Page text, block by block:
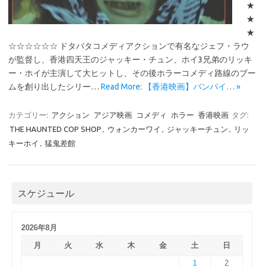
★
★
★
☆☆☆☆☆☆ ドタバタコメディアクションで有名なジェフ・ラウ
が監督し、香港四天王のジャッキー・チュン、ホイ3兄弟のリッキ
ー・ホイが主演して大ヒットし、その後ホラーコメディ路線のブー
ムを創り出したシリー… Read More: 【香港映画】バンパイ… »
カテゴリー: アクション アジア映画 コメディ ホラー 香港映画 タグ:
THE HAUNTED COP SHOP , ウォンカーワイ , ジャッキーチュン ,
リッ
キーホイ , 猛鬼差館
スケジュール
2026年8月
月
火 水 木 金 土
日
1
2